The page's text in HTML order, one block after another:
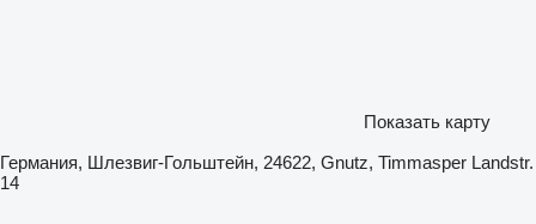
Показать карту
Германия, Шлезвиг-Гольштейн, 24622, Gnutz, Timmasper Landstr.
14